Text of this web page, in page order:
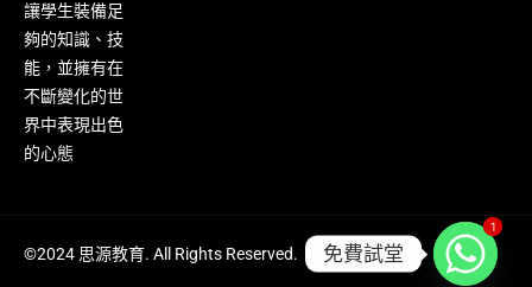
讓學生裝備足
夠的知識、技
能，並擁有在
不斷變化的世
界中表現出色
的心態
©2024 思源教育. All Rights Reserved. 免費試堂
11